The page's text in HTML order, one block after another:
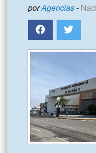
porAgencias-